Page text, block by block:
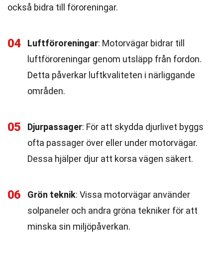
också bidra till föroreningar.
04 Luftföroreningar: Motorvägar bidrar till
luftföroreningar genom utsläpp från fordon.
Detta påverkar luftkvaliteten i närliggande
områden.
05 Djurpassager: För att skydda djurlivet byggs
ofta passager över eller under motorvägar.
Dessa hjälper djur att korsa vägen säkert.
06 Grön teknik: Vissa motorvägar använder
solpaneler och andra gröna tekniker för att
minska sin miljöpåverkan.